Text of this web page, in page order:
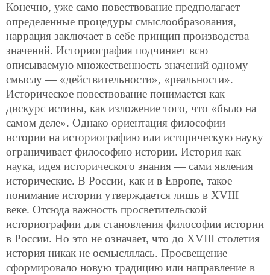
Конечно, уже само повествование предполагает
определенные процедуры смыслообразования,
наррация заключает в себе принцип производства
значений. Историография подчиняет всю
описываемую множественность значений одному
смыслу — «действительности», «реальности».
Историческое повествование понимается как
дискурс истины, как изложение того, что «было на
самом деле». Однако ориентация философии
истории на историографию или историческую науку
ограничивает философию истории. История как
наука, идея исторического знания — сами явления
исторические. В России, как и в Европе, такое
понимание истории утверждается лишь в XVIII
веке. Отсюда важность просветительской
историографии для становления философии истории
в России. Но это не означает, что до XVIII столетия
история никак не осмыслялась. Просвещение
сформировало новую традицию или направление в